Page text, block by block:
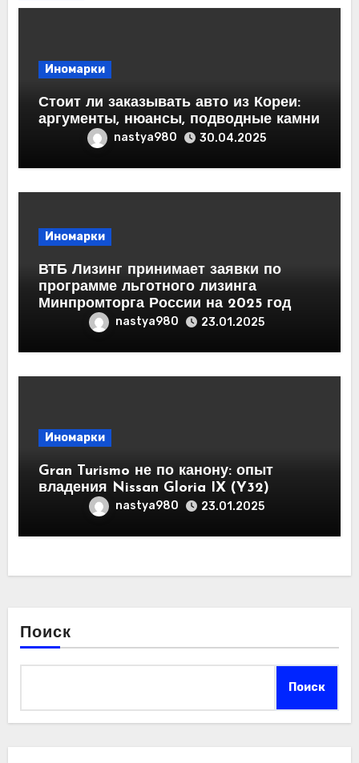
Иномарки
Стоит ли заказывать авто из Кореи:
аргументы, нюансы, подводные камни
nastya980 30.04.2025
Иномарки
ВТБ Лизинг принимает заявки по
программе льготного лизинга
Минпромторга России на 2025 год
nastya980 23.01.2025
Иномарки
Gran Turismo не по канону: опыт
владения Nissan Gloria IX (Y32)
nastya980 23.01.2025
Поиск
Поиск